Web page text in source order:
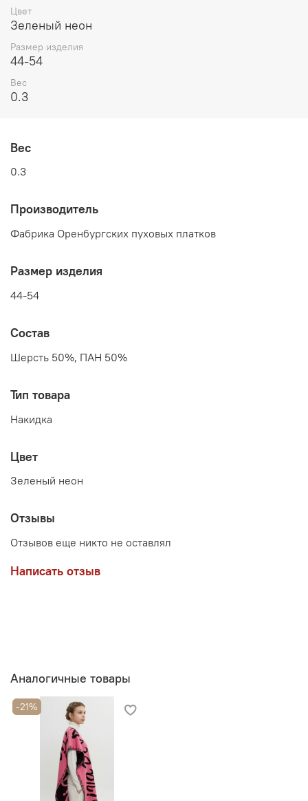
Цвет
Зеленый неон
Размер изделия
44-54
Вес
0.3
Вес
0.3
Производитель
Фабрика Оренбургских пуховых платков
Размер изделия
44-54
Состав
Шерсть 50%, ПАН 50%
Тип товара
Накидка
Цвет
Зеленый неон
Отзывы
Отзывов еще никто не оставлял
Написать отзыв
Аналогичные товары
-21%